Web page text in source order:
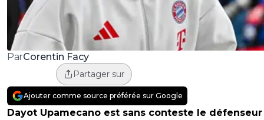
ParCorentin Facy
Partager sur
Ajouter comme source préférée sur Google
Dayot Upamecano est sans conteste le